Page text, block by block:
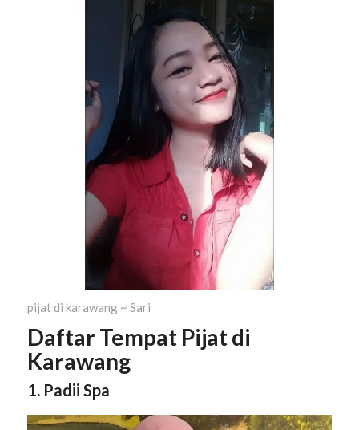
pijat di karawang ~ Sari
Daftar Tempat Pijat di
Karawang
1. Padii Spa